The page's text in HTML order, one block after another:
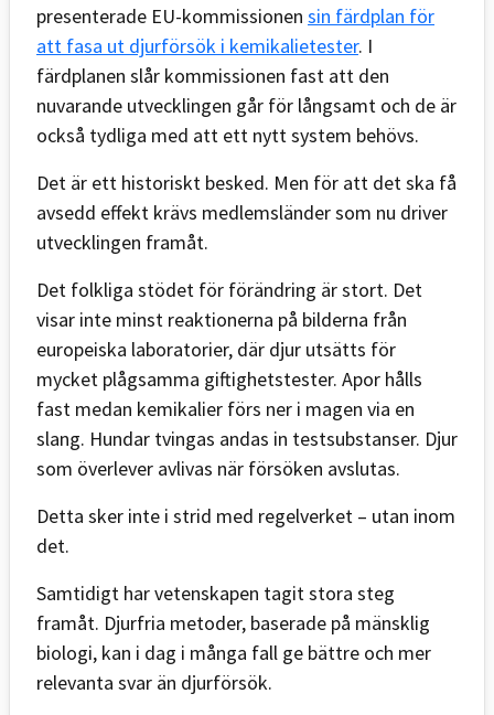
presenterade EU-kommissionen sin färdplan för
att fasa ut djurförsök i kemikalietester. I
färdplanen slår kommissionen fast att den
nuvarande utvecklingen går för långsamt och de är
också tydliga med att ett nytt system behövs.
Det är ett historiskt besked. Men för att det ska få
avsedd effekt krävs medlemsländer som nu driver
utvecklingen framåt.
Det folkliga stödet för förändring är stort. Det
visar inte minst reaktionerna på bilderna från
europeiska laboratorier, där djur utsätts för
mycket plågsamma giftighetstester. Apor hålls
fast medan kemikalier förs ner i magen via en
slang. Hundar tvingas andas in testsubstanser. Djur
som överlever avlivas när försöken avslutas.
Detta sker inte i strid med regelverket – utan inom
det.
Samtidigt har vetenskapen tagit stora steg
framåt. Djurfria metoder, baserade på mänsklig
biologi, kan i dag i många fall ge bättre och mer
relevanta svar än djurförsök.